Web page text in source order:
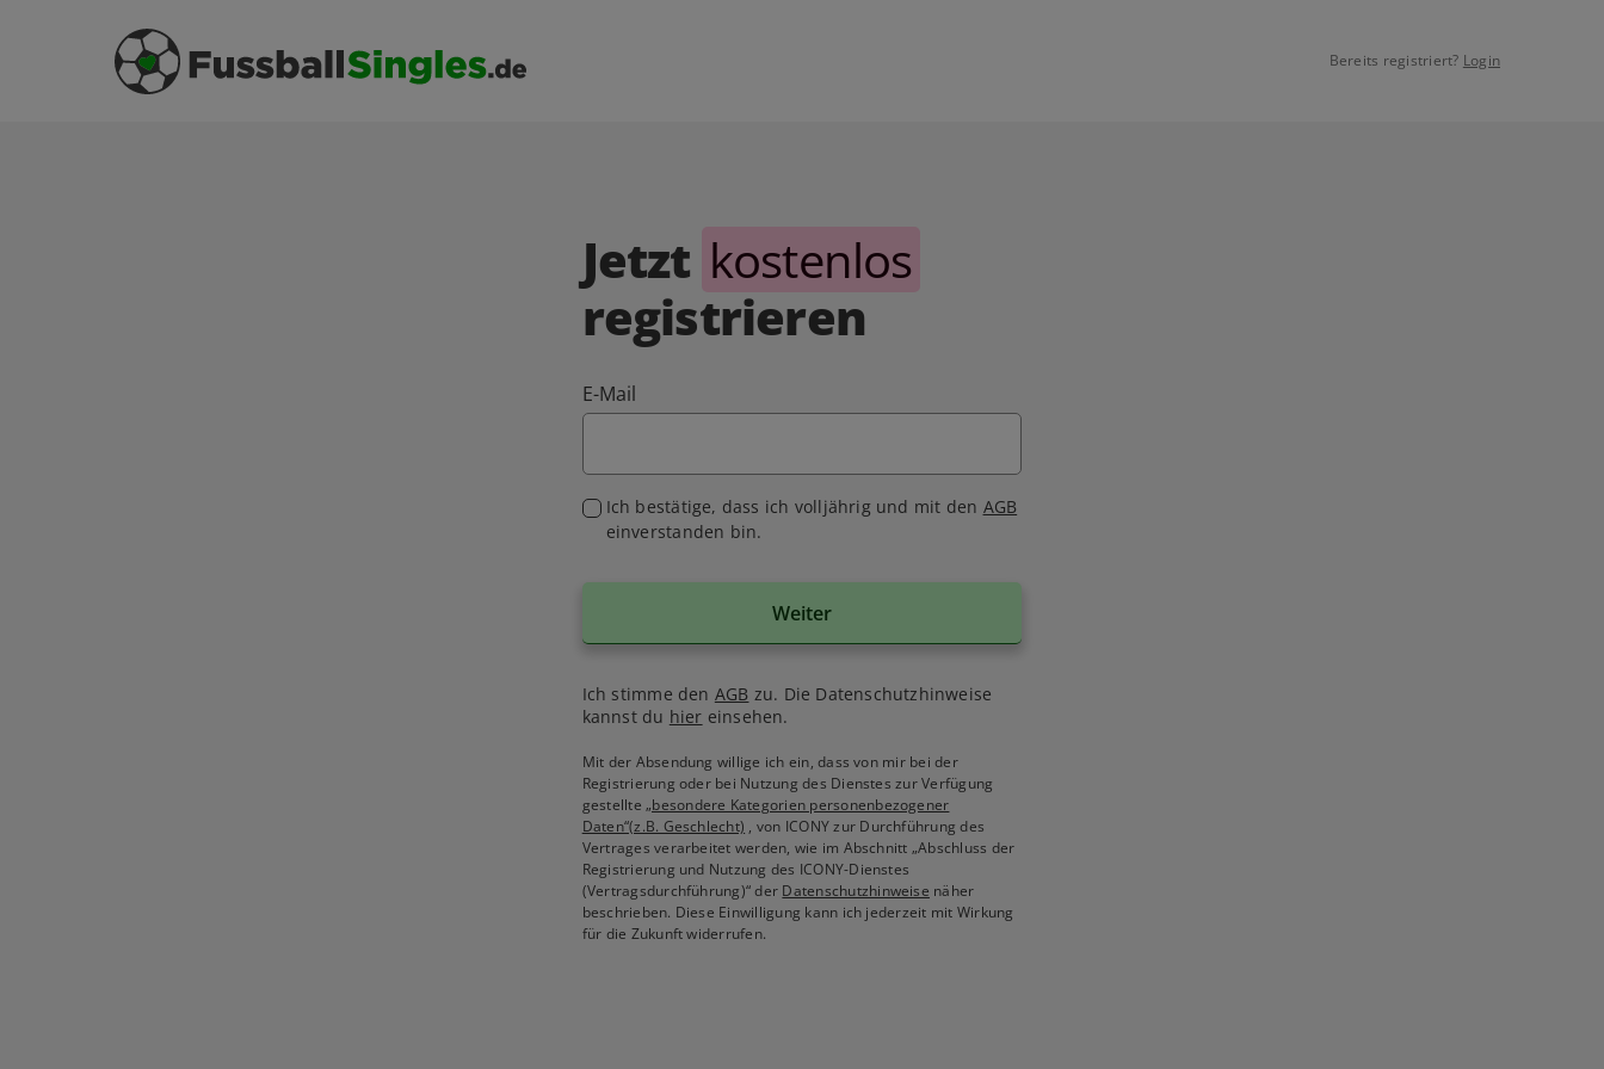
Bereits registriert? Login
Jetzt kostenlos
registrieren
E-Mail
Ich bestätige, dass ich volljährig und mit den AGB
einverstanden bin.
Weiter
Ich stimme den AGB zu. Die Datenschutzhinweise
kannst du hier einsehen.
Mit der Absendung willige ich ein, dass von mir bei der
Registrierung oder bei Nutzung des Dienstes zur Verfügung
gestellte„besondere Kategorien personenbezogener
Daten“(z.B. Geschlecht) , von ICONY zur Durchführung des
Vertrages verarbeitet werden, wie im Abschnitt „Abschluss der
Registrierung und Nutzung des ICONY-Dienstes
(Vertragsdurchführung)“ der Datenschutzhinweise näher
beschrieben. Diese Einwilligung kann ich jederzeit mit Wirkung
für die Zukunft widerrufen.